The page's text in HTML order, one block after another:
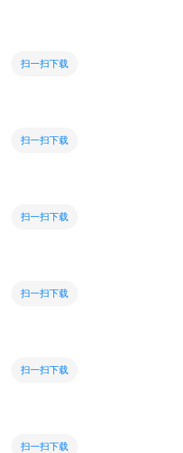
扫一扫下载
扫一扫下载
扫一扫下载
扫一扫下载
扫一扫下载
扫一扫下载